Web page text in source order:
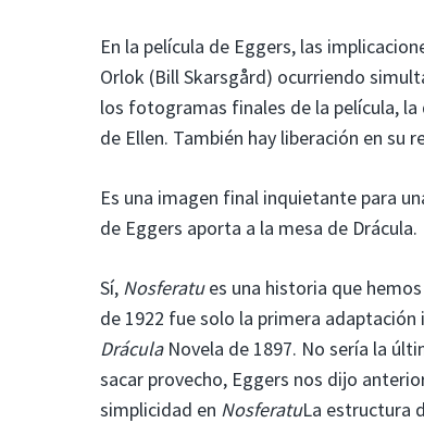
En la película de Eggers, las
Orlok (Bill Skarsgård) ocurriendo
los fotogramas finales de la película,
de Ellen. También hay liberación en su
Es una imagen final inquietante para
de Eggers aporta a la mesa de Drácula.
Sí, Nosferatues una historia que
de 1922 fue solo la primera
DráculaNovela de 1897. No sería la
sacar provecho, Eggers nos dijo
simplicidad en NosferatuLa estructura